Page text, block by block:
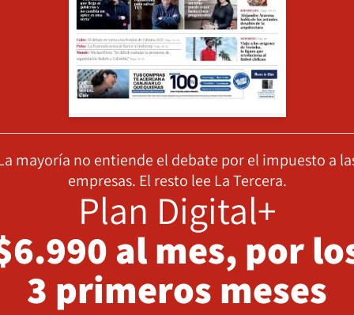
mayoría no entiende el debate por el impuesto a
empresas. El resto lee La Tercera.
Plan Digital+
al mes, por
3 primeros meses